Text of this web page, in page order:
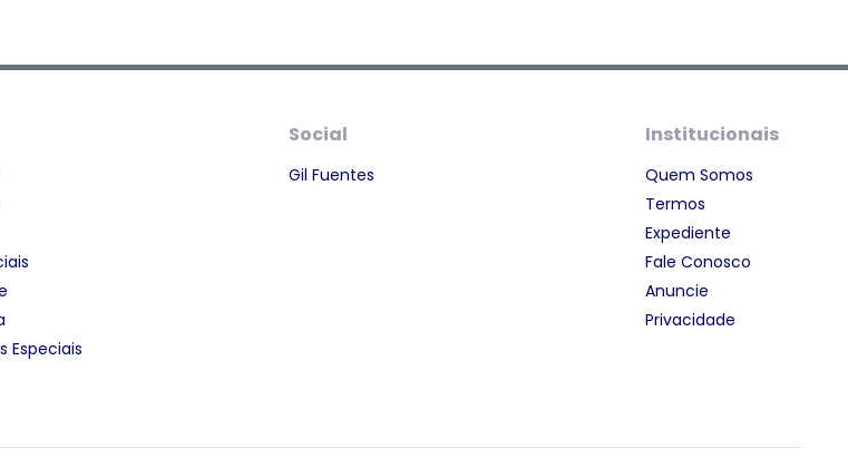
Especiais
Social
Gil Fuentes
Institucionais
Quem Somos
Termos
Expediente
Fale Conosco
Anuncie
Privacidade